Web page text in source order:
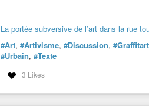
La portée subversive de l’art dans la rue
#Art, #Artivisme, #Discussion, #Graffitart
#Urbain, #Texte
3 Likes